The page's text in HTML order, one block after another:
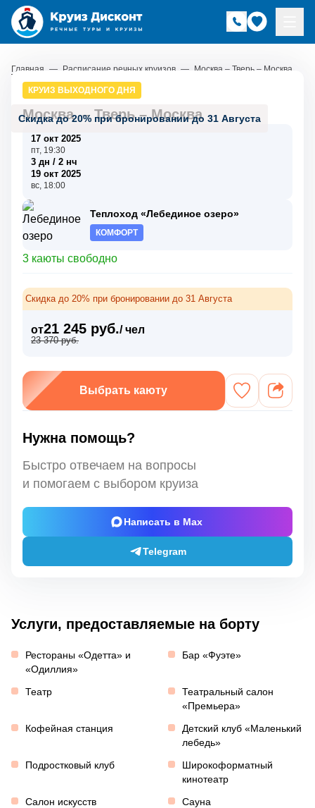
Главная — Расписание речных круизов — Москва – Тверь – Москва
Скидка до 20% при бронировании до 31 Августа
КРУИЗ ВЫХОДНОГО ДНЯ
Москва –Тверь–Москва
17 окт 2025
пт, 19:30
3 дн / 2 нч
19 окт 2025
вс, 18:00
Теплоход «Лебединое озеро»
КОМФОРТ
3 каюты свободно
Скидка до 20% при бронировании до 31 Августа
от21 245 руб./ чел
23 370 руб.
Выбрать каюту
Нужна помощь?
Быстро отвечаем на вопросы
и помогаем с выбором круиза
Написать в Max
Telegram
Услуги, предоставляемые на борту
Рестораны «Одетта» и
«Одиллия»
Бар «Фуэте»
Театр
Театральный салон
«Премьера»
Кофейная станция
Детский клуб «Маленький
лебедь»
Подростковый клуб
Широкоформатный
кинотеатр
Салон искусств
Сауна